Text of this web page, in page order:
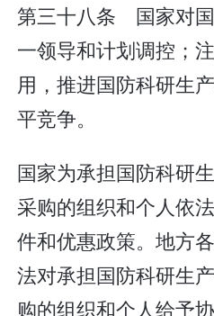
第三十八条 国家对
一领导和计划调控；
用，推进国防科研生
平竞争。
国家为承担国防科研
采购的组织和个人依
件和优惠政策。地方
法对承担国防科研生
购的组织和个人给予协